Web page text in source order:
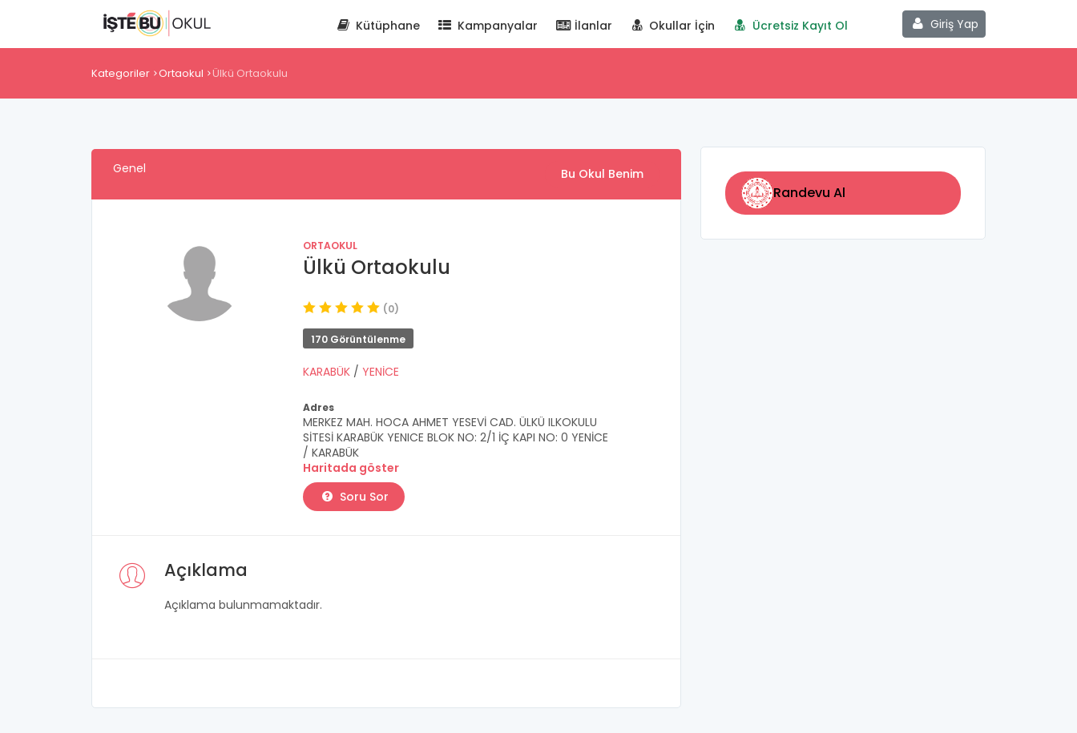
Giriş Yap
Kütüphane Kampanyalar İlanlar Okullar İçin Ücretsiz Kayıt Ol
Kategoriler Ortaokul Ülkü Ortaokulu
Genel Bu Okul Benim
ORTAOKUL
Ülkü Ortaokulu
(0)
170 Görüntülenme
KARABÜK / YENİCE
Adres
MERKEZ MAH. HOCA AHMET YESEVİ CAD. ÜLKÜ ILKOKULU
SİTESİ KARABÜK YENICE BLOK NO: 2/1 İÇ KAPI NO: 0 YENİCE
/ KARABÜK
Haritada göster
Soru Sor
Açıklama
Açıklama bulunmamaktadır.
Randevu Al